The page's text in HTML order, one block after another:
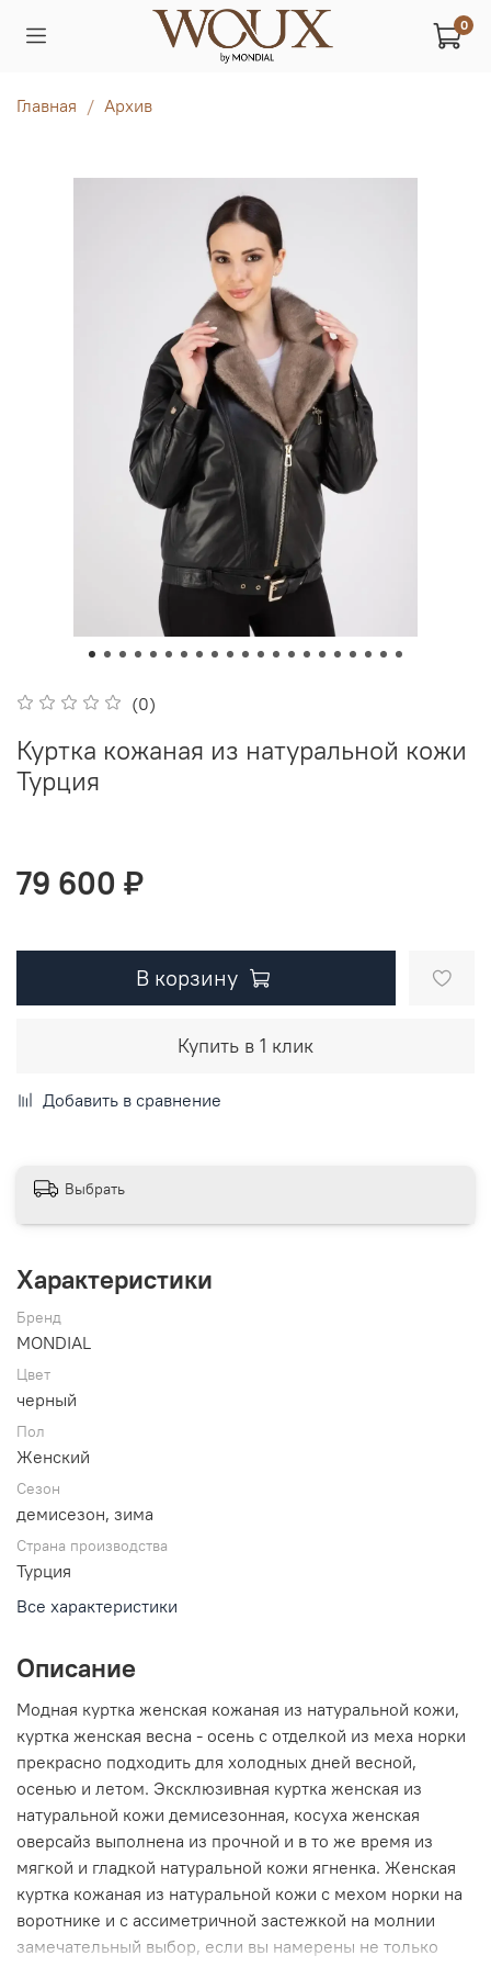
0
Главная Архив
(0)
Куртка кожаная из натуральной кожи
Турция
79 600 ₽
В корзину
Купить в 1 клик
Добавить в сравнение
Выбрать
Характеристики
Бренд
MONDIAL
Цвет
черный
Пол
Женский
Сезон
демисезон, зима
Страна производства
Турция
Все характеристики
Описание
Модная куртка женская кожаная из натуральной кожи,
куртка женская весна - осень с отделкой из меха норки
прекрасно подходить для холодных дней весной,
осенью и летом. Эксклюзивная куртка женская из
натуральной кожи демисезонная, косуха женская
оверсайз выполнена из прочной и в то же время из
мягкой и гладкой натуральной кожи ягненка. Женская
куртка кожаная из натуральной кожи с мехом норки на
воротнике и с ассиметричной застежкой на молнии
замечательный выбор, если вы намерены не только